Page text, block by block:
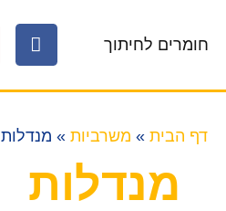
חומרים לחיתוך
דף הבית » משרביות » מנדלות
מנדלות